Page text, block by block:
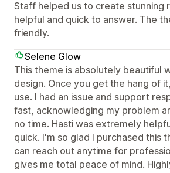
Staff helped us to create stunning
helpful and quick to answer. The
friendly.
Selene Glow
This theme is absolutely beautiful
design. Once you get the hang of
use. I had an issue and support
fast, acknowledging my problem
no time. Hasti was extremely
quick. I'm so glad I purchased this
can reach out anytime for
gives me total peace of mind.